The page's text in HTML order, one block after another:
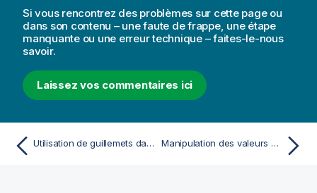
m
a
t
o
n
s
Si vous rencontrez des problèmes sur cette page ou
dans son contenu – une faute de frappe, une étape
manquante ou une erreur technique – faites-le-nous
savoir.
Laissez vos commentaires ici
Utilisation de guillemets dans le script Manipulation des valeurs NULL